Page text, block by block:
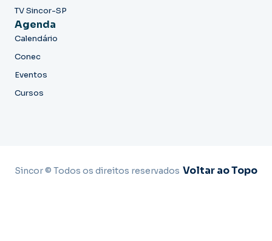
TV Sincor-SP
Agenda
Calendário
Conec
Eventos
Cursos
Sincor © Todos os direitos reservados Voltar ao Topo